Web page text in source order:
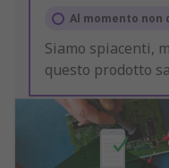
Al momento non
Siamo spiacenti,
questo prodotto